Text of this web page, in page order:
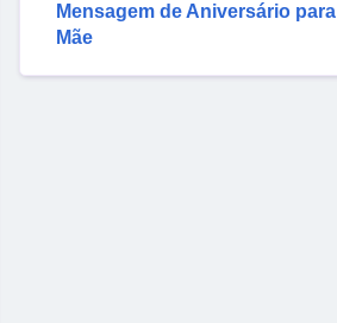
Mensagem de Aniversário para
Mãe